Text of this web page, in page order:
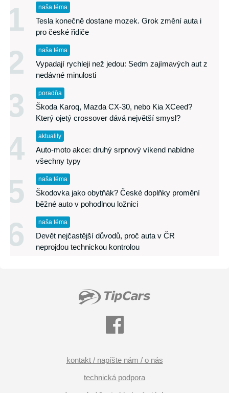
1 naša téma
Tesla konečně dostane mozek. Grok změní auta i
pro české řidiče
2 naša téma
Vypadají rychleji než jedou: Sedm zajímavých aut z
nedávné minulosti
3 poradňa
Škoda Karoq, Mazda CX-30, nebo Kia XCeed?
Který ojetý crossover dává největší smysl?
4 aktuality
Auto-moto akce: druhý srpnový víkend nabídne
všechny typy
5 naša téma
Škodovka jako obytňák? České doplňky promění
běžné auto v pohodlnou ložnici
6 naša téma
Devět nejčastější důvodů, proč auta v ČR
neprojdou technickou kontrolou
kontakt / napíšte nám / o nás
technická podpora